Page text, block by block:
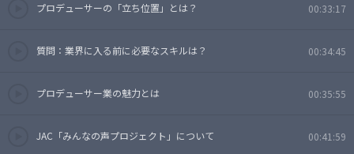
プロデューサーの「立ち位置」とは？ 00:33:17
質問：業界に入る前に必要なスキルは？ 00:34:45
プロデューサー業の魅力とは 00:35:55
JAC「みんなの声プロジェクト」について 00:41:59